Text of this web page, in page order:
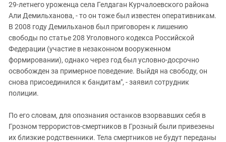
29-летнего уроженца села Гелдаган Курчалоевского района
Али Демильханова, - то он тоже был известен оперативникам.
В 2008 году Демильханов был приговорен к лишению
свободы по статье 208 Уголовного кодекса Российской
Федерации (участие в незаконном вооруженном
формировании), однако через год был условно-досрочно
освобожден за примерное поведение. Выйдя на свободу, он
снова присоединился к бандитам", - заявил сотрудник
полиции.
По его словам, для опознания останков взорвавших себя в
Грозном террористов-смертников в Грозный были привезены
их близкие родственники. Тела смертников не будут переданы